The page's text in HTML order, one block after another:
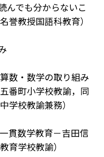
んでも分からないこ
誉教授国語科教育）
数・数学の取り組み
番町小学校教諭，同
学校教諭兼務）
貫数学教育－吉田信
育学校教諭）